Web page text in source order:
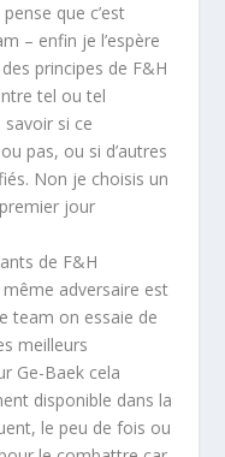
que c’est
– enfin je l’espère
principes de F&H
tel ou tel
savoir si ce
pas, ou si d’autres
Non je choisis un
jour
de F&H
adversaire est
team on essaie de
meilleurs
Ge-Baek cela
disponible dans la
le peu de fois ou